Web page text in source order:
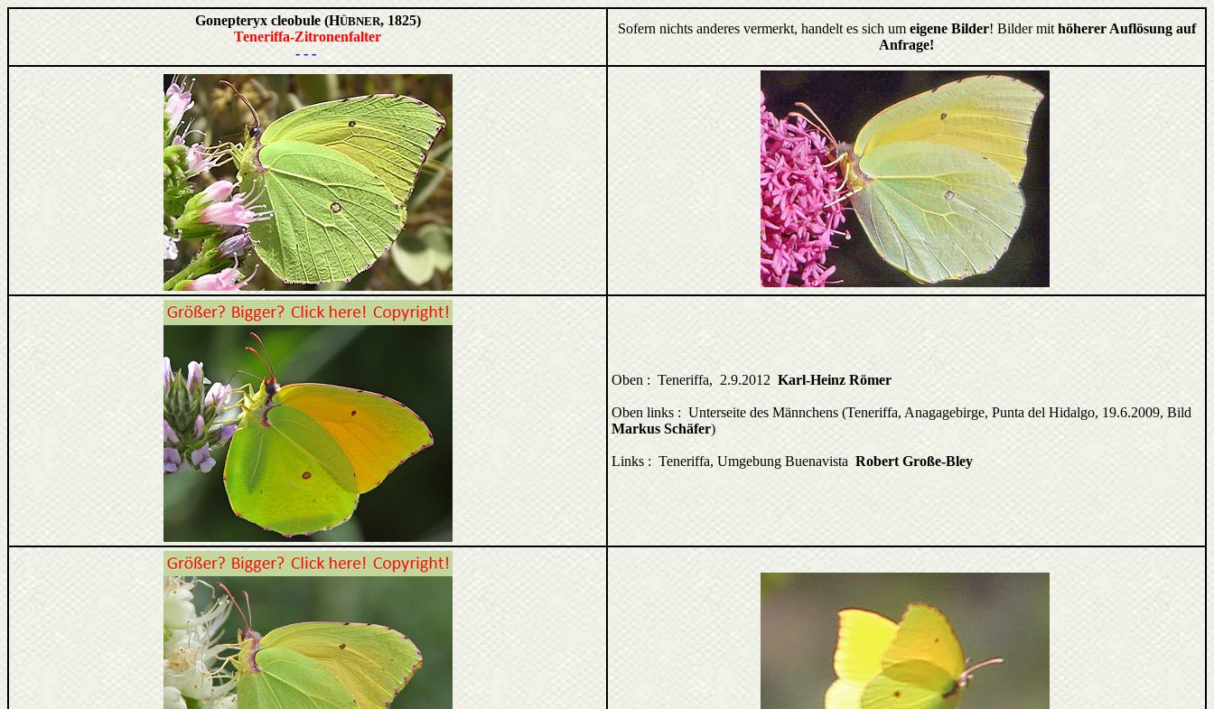
Gonepteryx cleobule (HÜBNER, 1825)
Teneriffa-Zitronenfalter
- - -
Sofern nichts anderes vermerkt, handelt es sich um eigene Bilder! Bilder mit höherer Auflösung auf
Anfrage!
Oben : Teneriffa, 2.9.2012 Karl-Heinz Römer
Oben links : Unterseite des Männchens (Teneriffa, Anagagebirge, Punta del Hidalgo, 19.6.2009, Bild
Markus Schäfer)
Links : Teneriffa, Umgebung Buenavista Robert Große-Bley